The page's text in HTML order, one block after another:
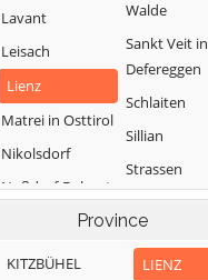
Lavant
Leisach
Lienz
Matrei in Osttirol
Nikolsdorf
Nußdorf-Debant
Obertilliach
Walde
Sankt Veit in
Defereggen
Schlaiten
Sillian
Strassen
Thurn
Untertilliach
Province
KITZBÜHEL
LIENZ